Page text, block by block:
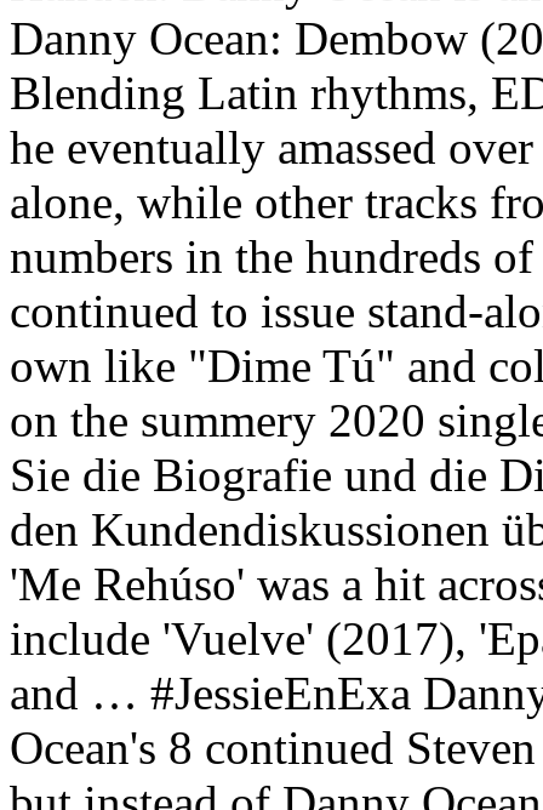
Danny Ocean: Dembow
Blending Latin rhythms,
he eventually amassed
alone, while other tracks
numbers in the hundreds
continued to issue stand-
own like "Dime Tú" and
on the summery 2020
Sie die Biografie und die
den Kundendiskussionen
'Me Rehúso' was a hit
include 'Vuelve' (2017),
and … #JessieEnExa
Ocean's 8 continued